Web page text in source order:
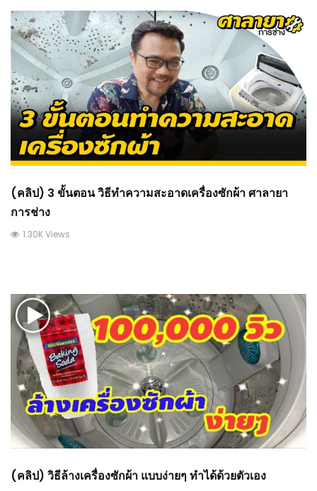
(คลิป) 3 ขั้นตอน วิธีทำความสะอาดเครื่องซักผ้า ศาลายา
การช่าง
1.30K Views
(คลิป) วิธีล้างเครื่องซักผ้า แบบง่ายๆ ทำได้ด้วยตัวเอง